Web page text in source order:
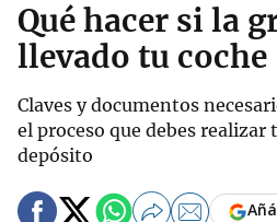
Qué hacer si la
llevado tu coche
Claves y documentos
el proceso que debes realizar
depósito